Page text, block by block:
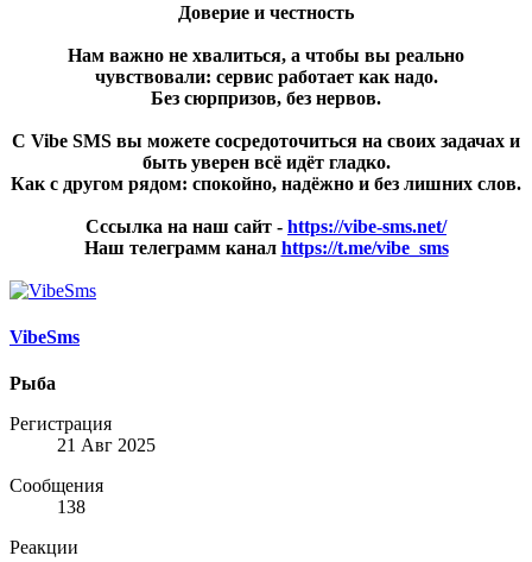
Доверие и честность
Нам важно не хвалиться, а чтобы вы реально
чувствовали: сервис работает как надо.
Без сюрпризов, без нервов.
С Vibe SMS вы можете сосредоточиться на своих задачах и
быть уверен всё идёт гладко.
Как с другом рядом: спокойно, надёжно и без лишних слов.
Сссылка на наш сайт - https://vibe-sms.net/
Наш телеграмм канал https://t.me/vibe_sms
VibeSms
Рыба
Регистрация
21 Авг 2025
Сообщения
138
Реакции